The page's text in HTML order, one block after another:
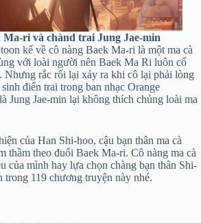
Ma-ri và chànd trai Jung Jae-min
kể về cô nàng Baek Ma-ri là một ma cà
với loài người nên Baek Ma Ri luôn cố
Nhưng rắc rối lại xảy ra khi cô lại phải lòng
điển trai trong ban nhạc Orange
Jung Jae-min lại không thích chủng loài ma
của Han Shi-hoo, cậu bạn thân ma cà
thầm theo đuổi Baek Ma-ri. Cô nàng ma cà
của mình hay lựa chọn chàng bạn thân Shi-
trong 119 chương truyện này nhé.